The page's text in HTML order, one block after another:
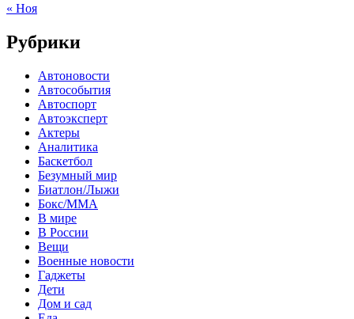
« Ноя
Рубрики
Автоновости
Автособытия
Автоспорт
Автоэксперт
Актеры
Аналитика
Баскетбол
Безумный мир
Биатлон/Лыжи
Бокс/MMA
В мире
В России
Вещи
Военные новости
Гаджеты
Дети
Дом и сад